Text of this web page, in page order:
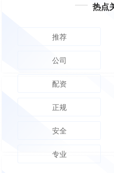
热点
推荐
公司
配资
正规
安全
专业